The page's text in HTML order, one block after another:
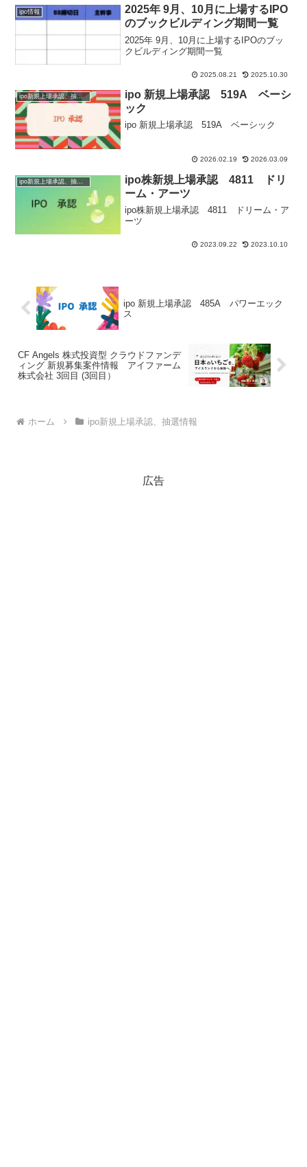
ipo情報
2025年 9月、10月に上場するIPO
のブックビルディング期間一覧
2025年 9月、10月に上場するIPOのブッ
クビルディング期間一覧
2025.08.21 2025.10.30
ipo新規上場承認、抽選情報
ipo 新規上場承認 519A ベーシ
ック
ipo 新規上場承認 519A ベーシック
2026.02.19 2026.03.09
ipo株新規上場承認 4811 ドリ
ーム・アーツ
ipo株新規上場承認 4811 ドリーム・ア
ーツ
2023.09.22 2023.10.10
ipo 新規上場承認 485A パワーエック
ス
CF Angels 株式投資型 クラウドファンデ
ィング 新規募集案件情報 アイファーム
株式会社 3回目 (3回目）
ホーム ipo新規上場承認、抽選情報
広告